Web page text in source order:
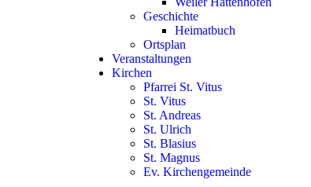
Geschichte
Heimatbuch
Ortsplan
Veranstaltungen
Kirchen
Pfarrei St. Vitus
St. Vitus
St. Andreas
St. Ulrich
St. Blasius
St. Magnus
Ev. Kirchengemeinde